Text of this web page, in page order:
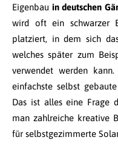
Eigenbau in deutschen
wird oft ein schwarzer
platziert, in dem sich
welches später zum
verwendet werden
einfachste selbst
Das ist alles eine Frage
man zahlreiche kreative
für selbstgezimmerte